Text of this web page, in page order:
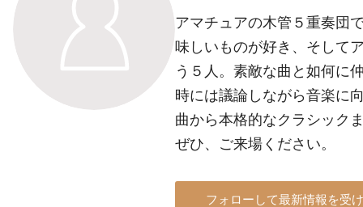
アマチュアの木管５重奏団
味しいものが好き、そして
う５人。素敵な曲と如何に
時には議論しながら音楽に
曲から本格的なクラシック
ぜひ、ご来場ください。
フォローして最新情報を受